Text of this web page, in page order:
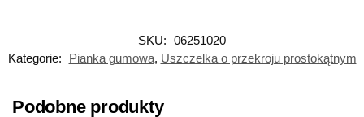
SKU: 06251020
Kategorie:
Pianka gumowa, Uszczelka o przekroju prostokątnym
Podobne produkty